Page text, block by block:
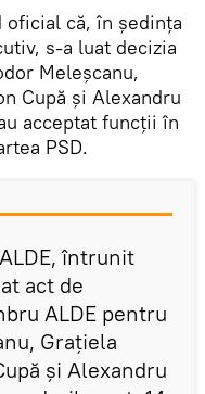
oficial că, în şedinţa
s-a luat decizia
Meleşcanu,
Cupă şi Alexandru
acceptat funcţii în
PSD.
întrunit
act de
ALDE pentru
Graţiela
şi Alexandru